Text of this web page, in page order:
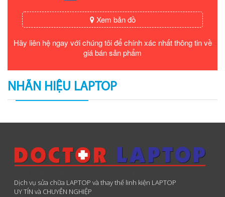
Xem bản đồ
Hãy liên hệ ngay với chúng tôi để chính xác nhất thông tin về
giá bán sản phẩm
NHÃN HIỆU LAPTOP
Dịch vụ sửa chữa LAPTOP và thay thế linh kiện LAPTOP
UY TÍN và CHUYÊN NGHIỆP